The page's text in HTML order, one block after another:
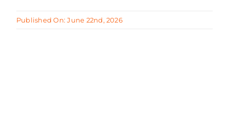
Published On: June 22nd, 2026